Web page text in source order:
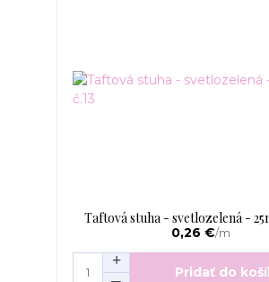
Taftová stuha - svetlozelená -
0,26 €/m
Pridať do